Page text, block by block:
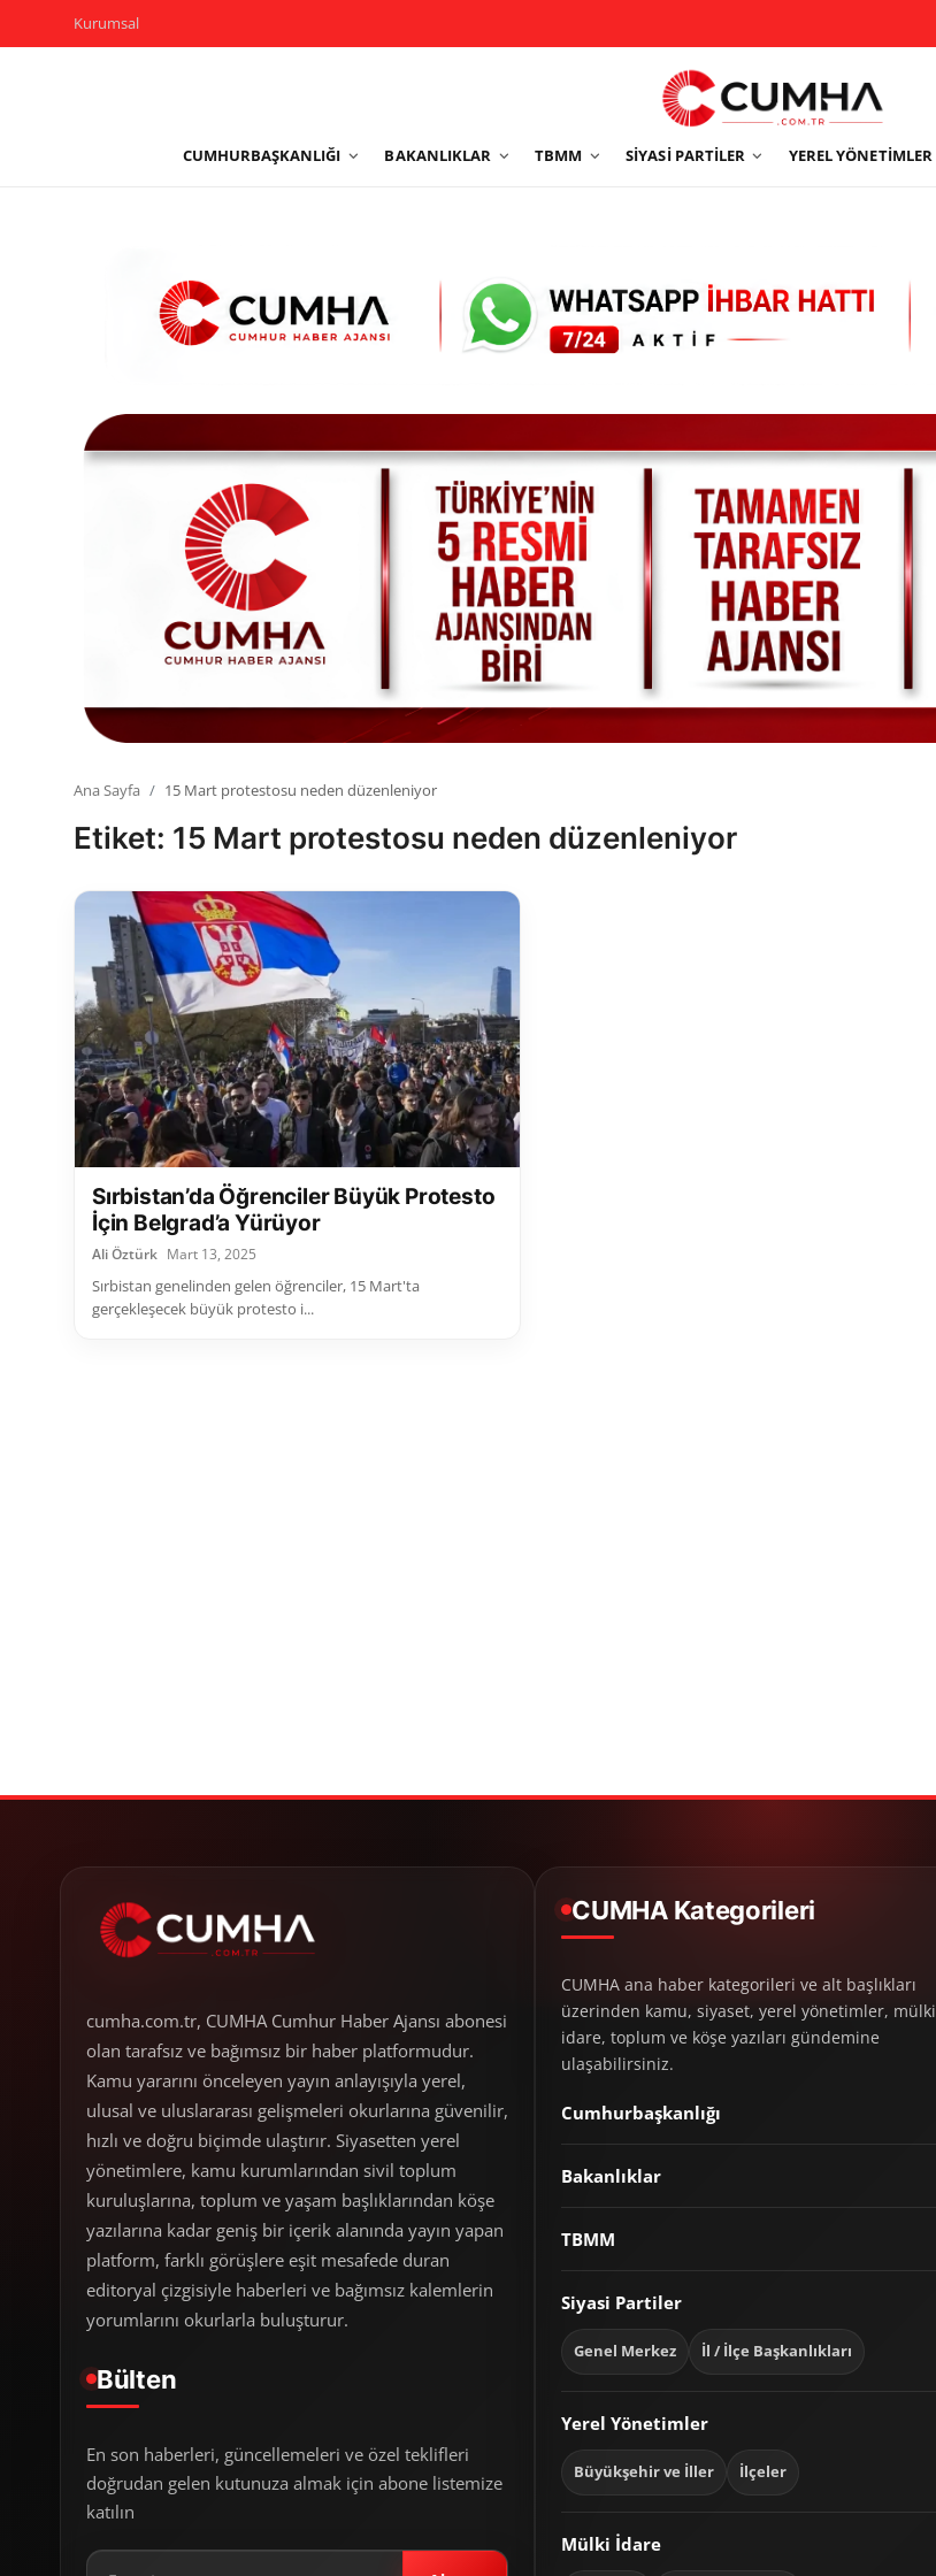
Kurumsal
CUMHURBAŞKANLIĞI BAKANLIKLAR TBMM SIYASI PARTILER YEREL YÖNETIMLER
Yerel Yönetimler
Sivil Toplum Kuruluşları
Kamu Kurumları ve Üst Kurullar
Resmi Reklamlar
Ana Sayfa 15 Mart protestosu neden düzenleniyor
Etiket: 15 Mart protestosu neden düzenleniyor
Sırbistan’da Öğrenciler Büyük Protesto
İçin Belgrad’a Yürüyor
Ali Öztürk Mart 13, 2025
Sırbistan genelinden gelen öğrenciler, 15 Mart'ta
gerçekleşecek büyük protesto i...
cumha.com.tr, CUMHA Cumhur Haber Ajansı abonesi
olan tarafsız ve bağımsız bir haber platformudur.
Kamu yararını önceleyen yayın anlayışıyla yerel,
ulusal ve uluslararası gelişmeleri okurlarına güvenilir,
hızlı ve doğru biçimde ulaştırır. Siyasetten yerel
yönetimlere, kamu kurumlarından sivil toplum
kuruluşlarına, toplum ve yaşam başlıklarından köşe
yazılarına kadar geniş bir içerik alanında yayın yapan
platform, farklı görüşlere eşit mesafede duran
editoryal çizgisiyle haberleri ve bağımsız kalemlerin
yorumlarını okurlarla buluşturur.
Bülten
En son haberleri, güncellemeleri ve özel teklifleri
doğrudan gelen kutunuza almak için abone listemize
katılın
CUMHA Kategorileri
CUMHA ana haber kategorileri ve alt başlıkları
üzerinden kamu, siyaset, yerel yönetimler, mülki
idare, toplum ve köşe yazıları gündemine
ulaşabilirsiniz.
Cumhurbaşkanlığı
Bakanlıklar
TBMM
Siyasi Partiler
Genel Merkez İl / İlçe Başkanlıkları
Yerel Yönetimler
Büyükşehir ve İller İlçeler
Mülki İdare